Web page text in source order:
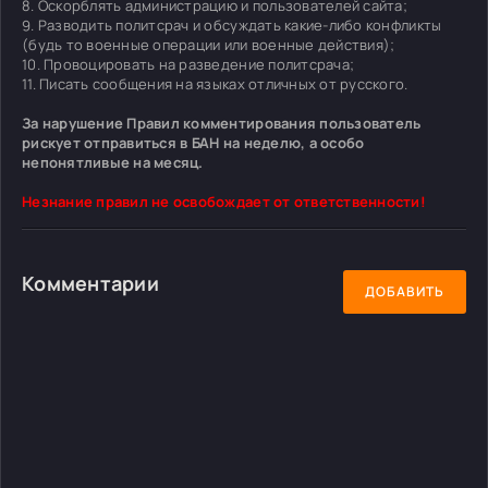
8. Оскорблять администрацию и пользователей сайта;
9. Разводить политсрач и обсуждать какие-либо конфликты
(будь то военные операции или военные действия);
10. Провоцировать на разведение политсрача;
11. Писать сообщения на языках отличных от русского.
За нарушение Правил комментирования пользователь
рискует отправиться в БАН на неделю, а особо
непонятливые на месяц.
Незнание правил не освобождает от ответственности!
Комментарии ДОБАВИТЬ